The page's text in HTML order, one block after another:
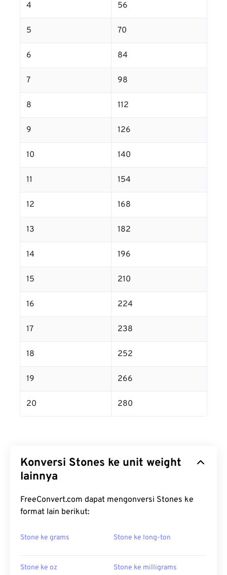
4 56
5 70
6 84
7 98
8 112
9 126
10 140
11 154
12 168
13 182
14 196
15 210
16 224
17 238
18 252
19 266
20 280
Konversi Stones ke unit weight
lainnya
FreeConvert.com dapat mengonversi Stones ke
format lain berikut:
Stone ke grams Stone ke long-ton
Stone ke oz Stone ke milligrams